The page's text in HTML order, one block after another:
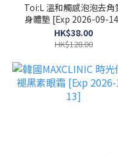
Toi:L 溫和觸感泡泡去角
身體墊 [Exp 2026-09-
HK$38.00
HK$128.00